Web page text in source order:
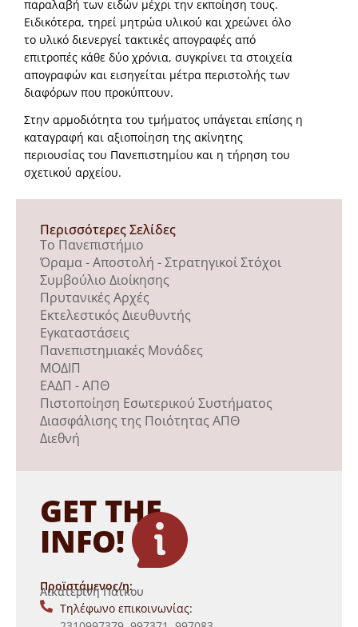
παραλαβή των ειδών μέχρι την εκποίηση τους.
Ειδικότερα, τηρεί μητρώα υλικού και χρεώνει όλο
το υλικό διενεργεί τακτικές απογραφές από
επιτροπές κάθε δύο χρόνια, συγκρίνει τα στοιχεία
απογραφών και εισηγείται μέτρα περιστολής των
διαφόρων που προκύπτουν.
Στην αρμοδιότητα του τμήματος υπάγεται επίσης η
καταγραφή και αξιοποίηση της ακίνητης
περιουσίας του Πανεπιστημίου και η τήρηση του
σχετικού αρχείου.
Περισσότερες Σελίδες
Το Πανεπιστήμιο
Όραμα - Αποστολή - Στρατηγικοί Στόχοι
Συμβούλιο Διοίκησης
Πρυτανικές Αρχές
Εκτελεστικός Διευθυντής
Εγκαταστάσεις
Πανεπιστημιακές Μονάδες
ΜΟΔΙΠ
ΕΑΔΠ - ΑΠΘ
Πιστοποίηση Εσωτερικού Συστήματος
Διασφάλισης της Ποιότητας ΑΠΘ
Διεθνή
GET THE
INFO!
Προϊστάμενος/η:
Αικατερίνη Πάτκου
Τηλέφωνο επικοινωνίας: